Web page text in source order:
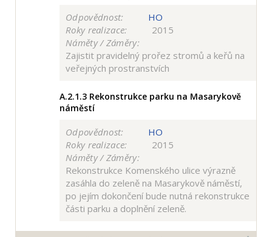
Odpovědnost:
HO
Roky realizace:
2015
Náměty / Záměry:
Zajistit pravidelný prořez stromů a keřů na
veřejných prostranstvích
A.2.1.3 Rekonstrukce parku na Masarykově
náměstí
Odpovědnost:
HO
Roky realizace:
2015
Náměty / Záměry:
Rekonstrukce Komenského ulice výrazně
zasáhla do zeleně na Masarykově náměstí,
po jejím dokončení bude nutná rekonstrukce
části parku a doplnění zeleně.